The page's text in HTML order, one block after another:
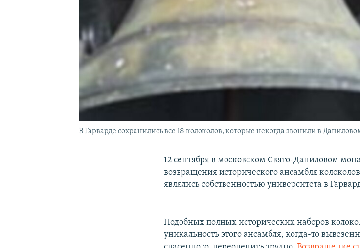
В Гарварде сохранились все 18 колоколов, которые некогда звонили в
12 сентября в московском Свято-Даниловом
возвращения исторического ансамбля
являлись собственностью университета в
Подобных полных исторических наборов
уникальность этого ансамбля, когда-то